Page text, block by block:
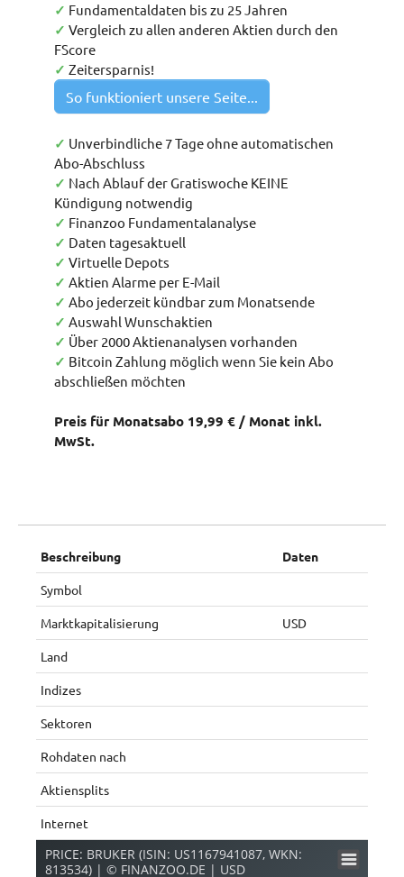
✓ Fundamentaldaten bis zu 25 Jahren
✓ Vergleich zu allen anderen Aktien durch den
FScore
✓ Zeitersparnis!
So funktioniert unsere Seite...
✓ Unverbindliche 7 Tage ohne automatischen
Abo-Abschluss
✓ Nach Ablauf der Gratiswoche KEINE
Kündigung notwendig
✓ Finanzoo Fundamentalanalyse
✓ Daten tagesaktuell
✓ Virtuelle Depots
✓ Aktien Alarme per E-Mail
✓ Abo jederzeit kündbar zum Monatsende
✓ Auswahl Wunschaktien
✓ Über 2000 Aktienanalysen vorhanden
✓ Bitcoin Zahlung möglich wenn Sie kein Abo
abschließen möchten
Preis für Monatsabo 19,99 € / Monat inkl.
MwSt.
Beschreibung Daten
Symbol
Marktkapitalisierung USD
Land
Indizes
Sektoren
Rohdaten nach
Aktiensplits
Internet
PRICE: BRUKER (ISIN: US1167941087, WKN:
813534) | © FINANZOO.DE | USD